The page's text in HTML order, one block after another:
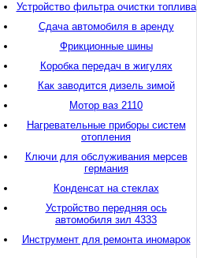
Устройство фильтра очистки топлива
Сдача автомобиля в аренду
Фрикционные шины
Коробка передач в жигулях
Как заводится дизель зимой
Мотор ваз 2110
Нагревательные приборы систем
отопления
Ключи для обслуживания мерсев
германия
Конденсат на стеклах
Устройство передняя ось
автомобиля зил 4333
Инструмент для ремонта иномарок